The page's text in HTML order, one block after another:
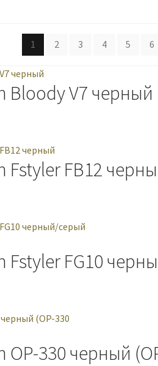
1 2 3 4 5 6
Bloody V7 черный
FB12
FG10
330 черный